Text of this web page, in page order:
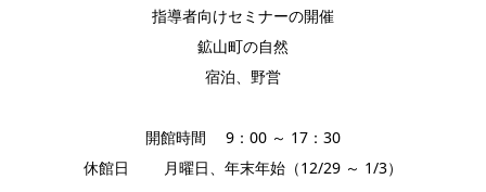
指導者向けセミナーの開催
鉱山町の自然
宿泊、野営
開館時間 9：00 ～ 17：30
休館日 月曜日、年末年始（12/29 ～ 1/3）